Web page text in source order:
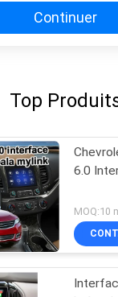
Continuer
Top
6.0
MOQ:10